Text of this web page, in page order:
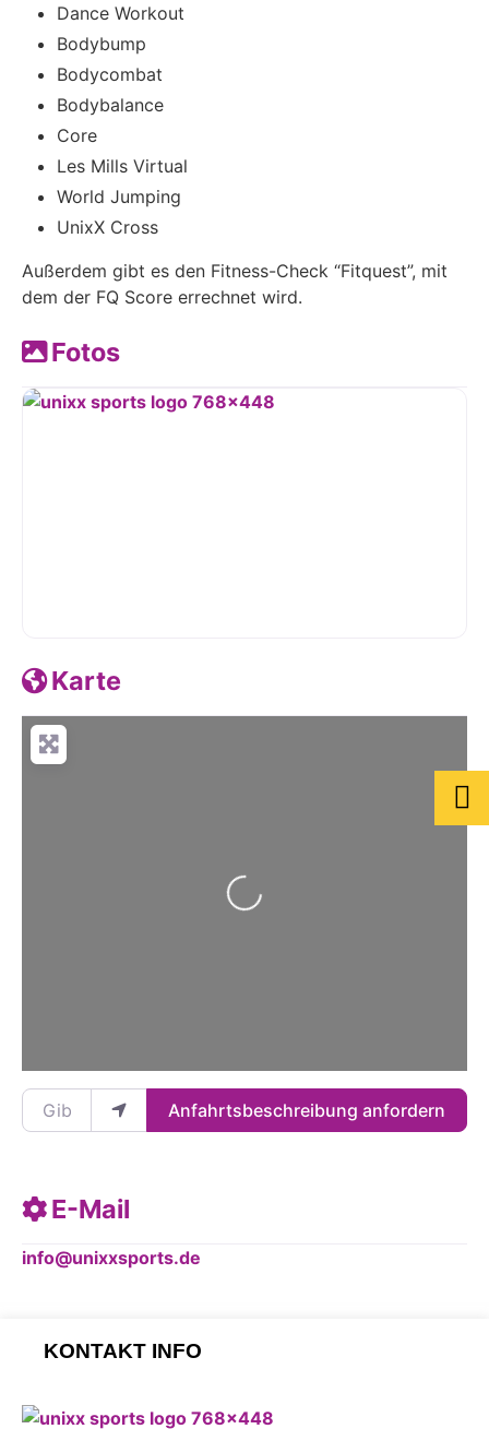
Dance Workout
Bodybump
Bodycombat
Bodybalance
Core
Les Mills Virtual
World Jumping
UnixX Cross
Außerdem gibt es den Fitness-Check “Fitquest”, mit
dem der FQ Score errechnet wird.
Fotos
Karte
Wird geladen …
Gib deinen Standort ein.
Anfahrtsbeschreibung anfordern
E-Mail
info@unixxsports.de
KONTAKT INFO